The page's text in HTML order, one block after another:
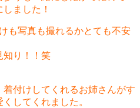
ました！
も写真も撮れるかとても不安
知り！！笑
付けしてくれるお姉さんがす
してくれました。